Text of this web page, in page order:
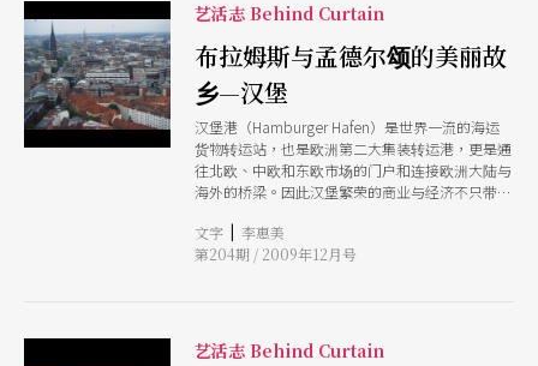
艺活志 Behind Curtain
布拉姆斯与孟德尔颂的美丽故
乡—汉堡
汉堡港（Hamburger Hafen）是世界一流的海运
货物转运站，也是欧洲第二大集装转运港，更是通
往北欧、中欧和东欧市场的门户和连接欧洲大陆与
海外的桥梁。因此汉堡繁荣的商业与经济不只带动
文字 | 李惠美
第204期 / 2009年12月号
艺活志 Behind Curtain